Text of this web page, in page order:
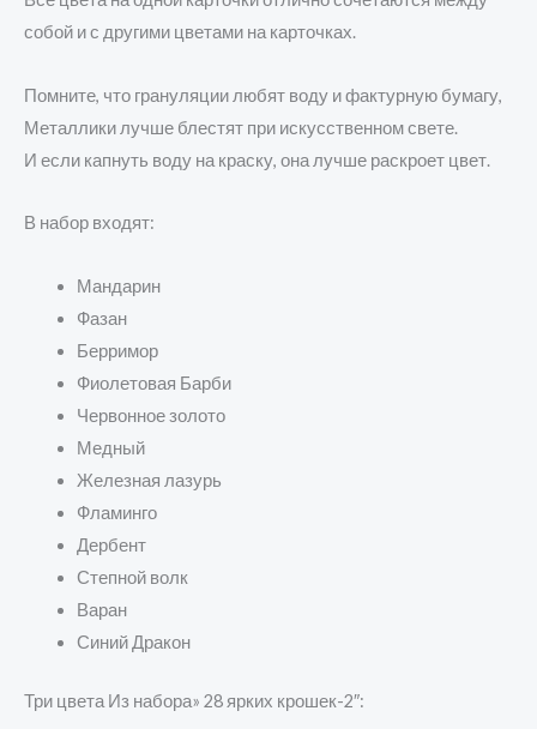
собой и с другими цветами на карточках.
Помните, что грануляции любят воду и фактурную бумагу,
Металлики лучше блестят при искусственном свете.
И если капнуть воду на краску, она лучше раскроет цвет.
В набор входят:
Мандарин
Фазан
Берримор
Фиолетовая Барби
Червонное золото
Медный
Железная лазурь
Фламинго
Дербент
Степной волк
Варан
Синий Дракон
Три цвета Из набора» 28 ярких крошек-2″: